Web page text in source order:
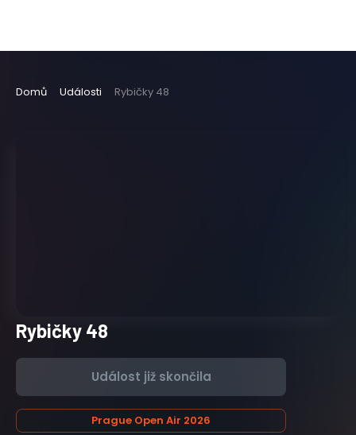
Domů Události Rybičky 48
Rybičky 48
Událost již skončila
Prague Open Air 2026